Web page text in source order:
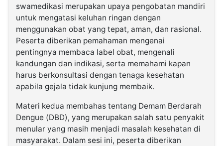
swamedikasi merupakan upaya pengobatan mandiri
untuk mengatasi keluhan ringan dengan
menggunakan obat yang tepat, aman, dan rasional.
Peserta diberikan pemahaman mengenai
pentingnya membaca label obat, mengenali
kandungan dan indikasi, serta memahami kapan
harus berkonsultasi dengan tenaga kesehatan
apabila gejala tidak kunjung membaik.
Materi kedua membahas tentang Demam Berdarah
Dengue (DBD), yang merupakan salah satu penyakit
menular yang masih menjadi masalah kesehatan di
masyarakat. Dalam sesi ini, peserta diberikan